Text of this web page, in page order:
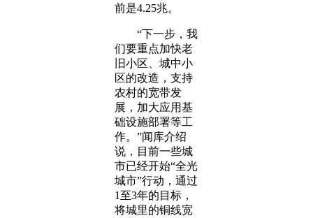
前是4.25兆。
“下一步，我
们要重点加快老
旧小区、城中小
区的改造，支持
农村的宽带发
展，加大应用基
础设施部署等工
作。”闻库介绍
说，目前一些城
市已经开始“全光
城市”行动，通过
1至3年的目标，
将城里的铜线宽